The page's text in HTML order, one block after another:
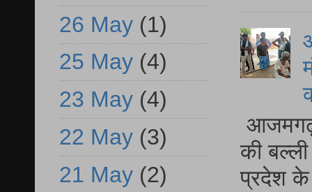
आजमगढ़
की
प्रदेश
26 May (1)
25 May (4)
23 May (4)
22 May (3)
21 May (2)